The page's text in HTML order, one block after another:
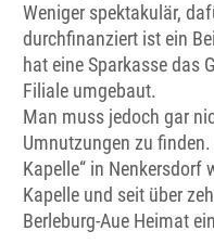
Weniger spektakulär,
durchfinanziert ist ein
hat eine Sparkasse das
Filiale umgebaut.
Man muss jedoch gar
Umnutzungen zu
Kapelle“ in Nenkersdorf
Kapelle und seit über
Berleburg-Aue Heimat